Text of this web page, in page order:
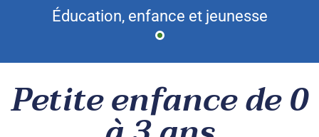
Éducation, enfance et jeunesse
Petite enfance de 0